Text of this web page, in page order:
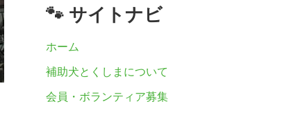
🐾 サイトナビ
ホーム
補助犬とくしまについて
会員・ボランティア募集